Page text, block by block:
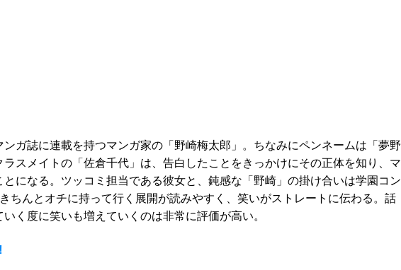
ガ誌に連載を持つマンガ家の「野崎梅太郎」。ちなみにペンネームは「夢野
スメイトの「佐倉千代」は、告白したことをきっかけにその正体を知り、マ
になる。ツッコミ担当である彼女と、鈍感な「野崎」の掛け合いは学園コン
ちんとオチに持って行く展開が読みやすく、笑いがストレートに伝わる。話
く度に笑いも増えていくのは非常に評価が高い。